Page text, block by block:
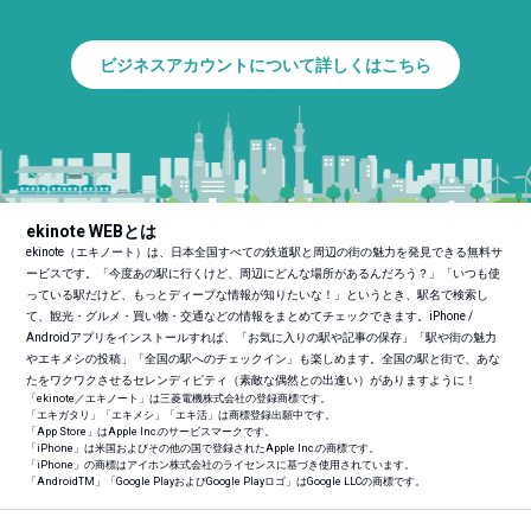
ビジネスアカウントについて詳しくはこちら
ekinote WEBとは
ekinote（エキノート）は、日本全国すべての鉄道駅と周辺の街の魅力を発見できる無料サ
ービスです。「今度あの駅に行くけど、周辺にどんな場所があるんだろう？」「いつも使
っている駅だけど、もっとディープな情報が知りたいな！」というとき、駅名で検索し
て、観光・グルメ・買い物・交通などの情報をまとめてチェックできます。iPhone /
Androidアプリをインストールすれば、「お気に入りの駅や記事の保存」「駅や街の魅力
やエキメシの投稿」「全国の駅へのチェックイン」も楽しめます。全国の駅と街で、あな
たをワクワクさせるセレンディピティ（素敵な偶然との出逢い）がありますように！
「ekinote／エキノート」は三菱電機株式会社の登録商標です。
「エキガタリ」「エキメシ」「エキ活」は商標登録出願中です。
「App Store」はApple Inc.のサービスマークです。
「iPhone」は米国およびその他の国で登録されたApple Inc.の商標です。
「iPhone」の商標はアイホン株式会社のライセンスに基づき使用されています。
「AndroidTM 」「Google PlayおよびGoogle Playロゴ」はGoogle LLCの商標です。